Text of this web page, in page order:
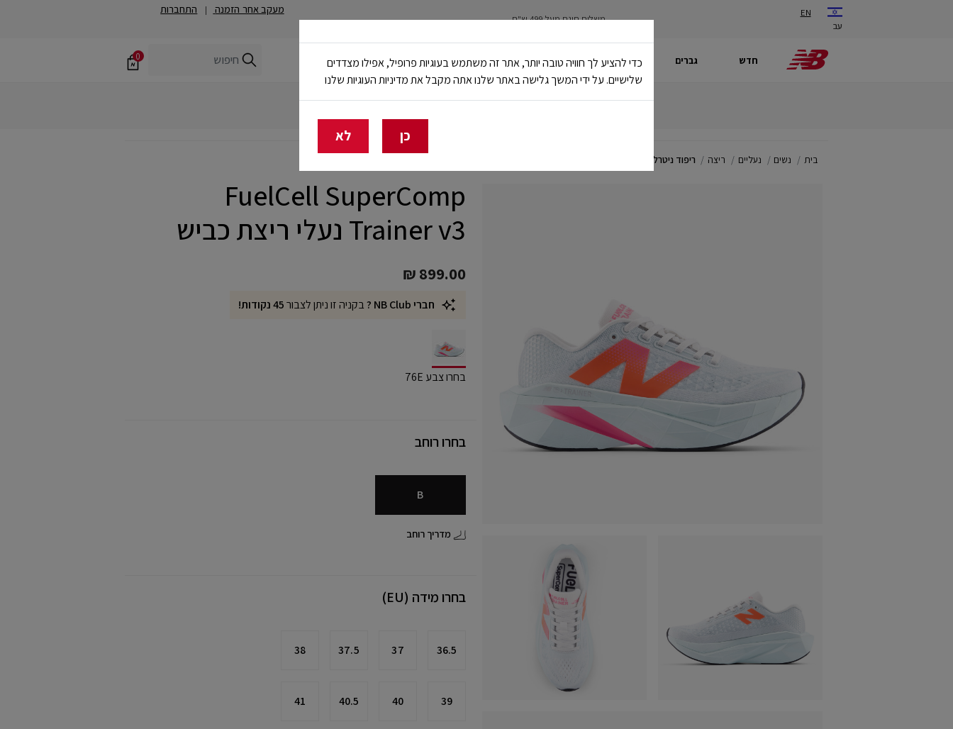
עב
EN
משלוח חינם מעל 499 ש"ח
מעקב אחר הזמנה | התחברות
חדש גברים נשים ילדים ריצה עבודה ובטיחות NB Club
0
🔥 20% הנחה על כל הביגוד באתר ובחנויות - לזמן מוגבל
בית נשים נעליים ריצה ריפוד ניטרלי
FuelCell SuperComp
Trainer v3 נעלי ריצת כביש
₪ 899.00
חברי NB Club ? בקניה זו ניתן לצבור
selected
בחרו צבע 76E
בחרו רוחב
B
מדריך רוחב
בחרו מידה (EU)
36.5
37
37.5
38
39
40
40.5
41
כדי להציע לך חוויה טובה יותר, אתר זה משתמש בעוגיות פרופיל, אפילו מצדדים
שלישיים. על ידי המשך גלישה באתר שלנו אתה מקבל את מדיניות העוגיות שלנו
כן לא